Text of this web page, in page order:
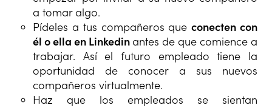
a tomar algo.
Pídeles a tus compañeros queconecten con
él o ella en Linkedinantes de que comience a
trabajar. Así el futuro empleado tiene la
oportunidad de conocer a sus nuevos
compañeros virtualmente.
Haz que los empleados se sientan